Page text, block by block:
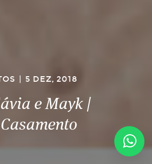
| 5 DEZ, 2018
e Mayk |
Casamento